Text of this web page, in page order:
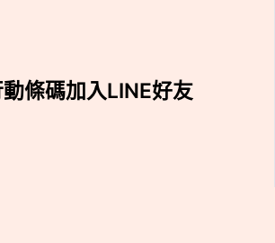
條碼加入LINE好友